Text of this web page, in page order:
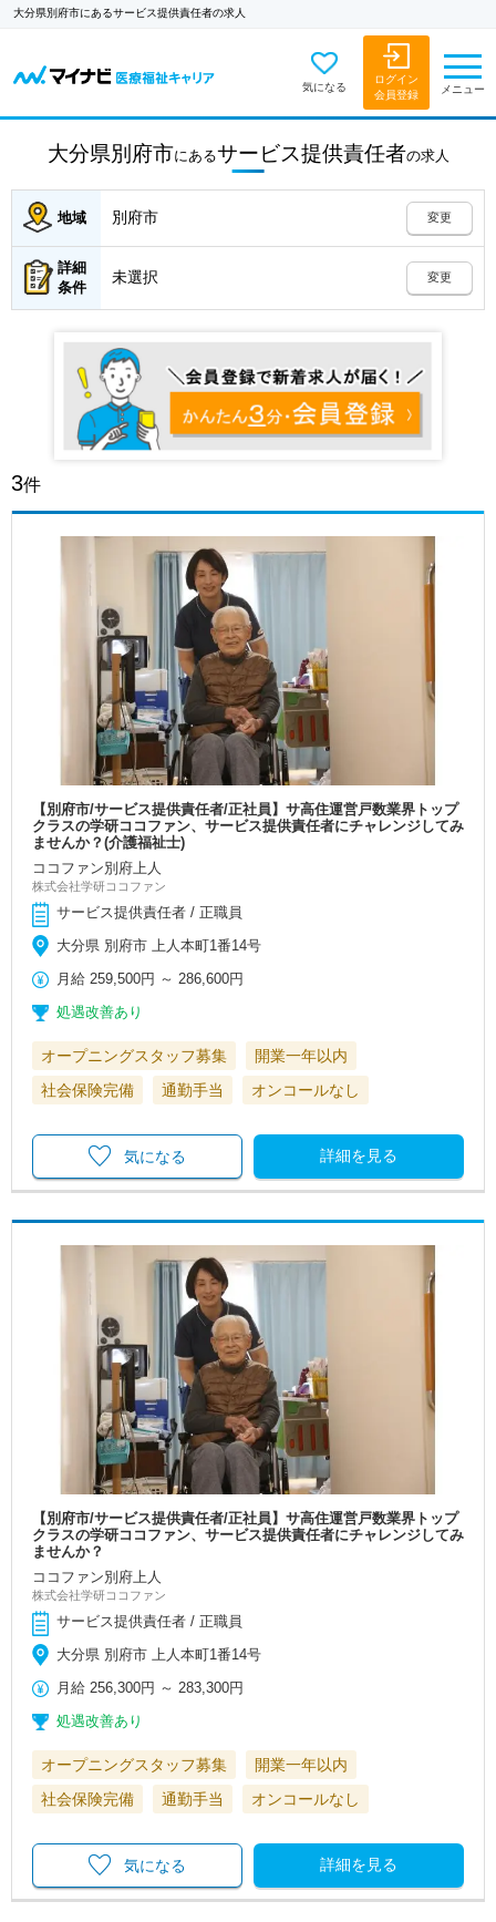
大分県別府市にあるサービス提供責任者の求人
気になる
ログイン
会員登録
メニュー
大分県別府市にあるサービス提供責任者の求人
地域 別府市 変更
詳細
条件
未選択 変更
3件
【別府市/サービス提供責任者/正社員】サ高住運営戸数業界トップ
クラスの学研ココファン、サービス提供責任者にチャレンジしてみ
ませんか？(介護福祉士)
ココファン別府上人
株式会社学研ココファン
サービス提供責任者 / 正職員
大分県 別府市 上人本町1番14号
月給 259,500円 ～ 286,600円
処遇改善あり
オープニングスタッフ募集
開業一年以内
社会保険完備
通勤手当 オンコールなし
詳細を見る
気になる
【別府市/サービス提供責任者/正社員】サ高住運営戸数業界トップ
クラスの学研ココファン、サービス提供責任者にチャレンジしてみ
ませんか？
ココファン別府上人
株式会社学研ココファン
サービス提供責任者 / 正職員
大分県 別府市 上人本町1番14号
月給 256,300円 ～ 283,300円
処遇改善あり
オープニングスタッフ募集
開業一年以内
社会保険完備
通勤手当 オンコールなし
詳細を見る
気になる